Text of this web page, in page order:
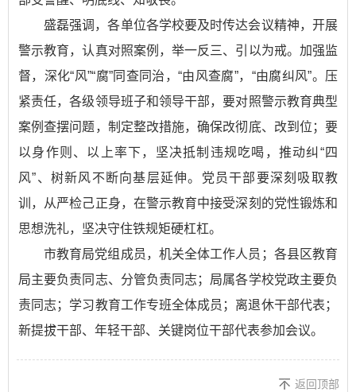
盛磊强调，各单位各学校要及时传达会议精神，开展
警示教育，认真对照案例，举一反三、引以为戒。加强监
督，深化“风”“腐”同查同治，“由风查腐”，“由腐纠风”。压
紧责任，各级领导班子和领导干部，要对照警示教育典型
案例查摆问题，制定整改措施，确保改彻底、改到位；要
以身作则、以上率下，坚决抵制违规吃喝，推动纠“四
风”、树新风不断向基层延伸。党员干部要深刻吸取教
训，从严检己正身，在警示教育中接受深刻的党性锻炼和
思想洗礼，坚决守住铁规矩硬杠杠。
市教育局党组成员，机关全体工作人员；各县区教育
局主要负责同志、分管负责同志；局属各学校党政主要负
责同志；学习教育工作专班全体成员；离退休干部代表；
新提拔干部、年轻干部、关键岗位干部代表参加会议。
返回顶部